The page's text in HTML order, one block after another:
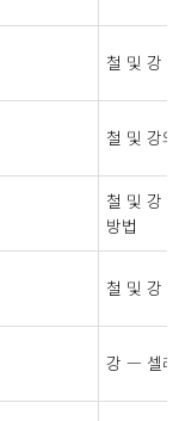
철 및 강 —
철 및 강의
철 및 강 —
방법
철 및 강 —
강 — 셀레